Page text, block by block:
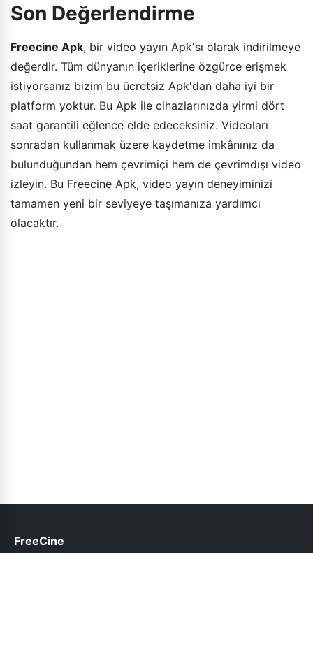
Son Değerlendirme
Freecine Apk, bir video yayın Apk'sı olarak indirilmeye
değerdir. Tüm dünyanın içeriklerine özgürce erişmek
istiyorsanız bizim bu ücretsiz Apk'dan daha iyi bir
platform yoktur. Bu Apk ile cihazlarınızda yirmi dört
saat garantili eğlence elde edeceksiniz. Videoları
sonradan kullanmak üzere kaydetme imkânınız da
bulunduğundan hem çevrimiçi hem de çevrimdışı video
izleyin. Bu Freecine Apk, video yayın deneyiminizi
tamamen yeni bir seviyeye taşımanıza yardımcı
olacaktır.
FreeCine